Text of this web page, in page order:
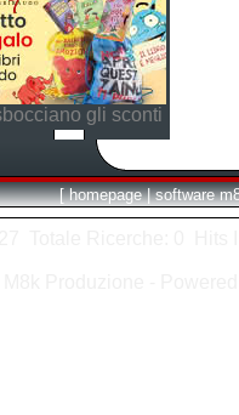
gli sconti
[ homepage | software